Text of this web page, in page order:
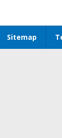
Sitemap